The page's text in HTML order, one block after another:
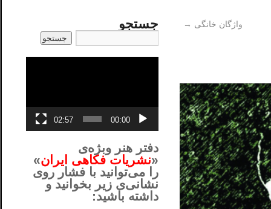
واژگان خانگی → جستجو
00:00
02:57
دفتر هنر وبژه‌ی
«نشریات فکاهی ایران»
را می‌توانید با فشار روی
نشانی‌ی زیر بخوانید و
داشته باشید: